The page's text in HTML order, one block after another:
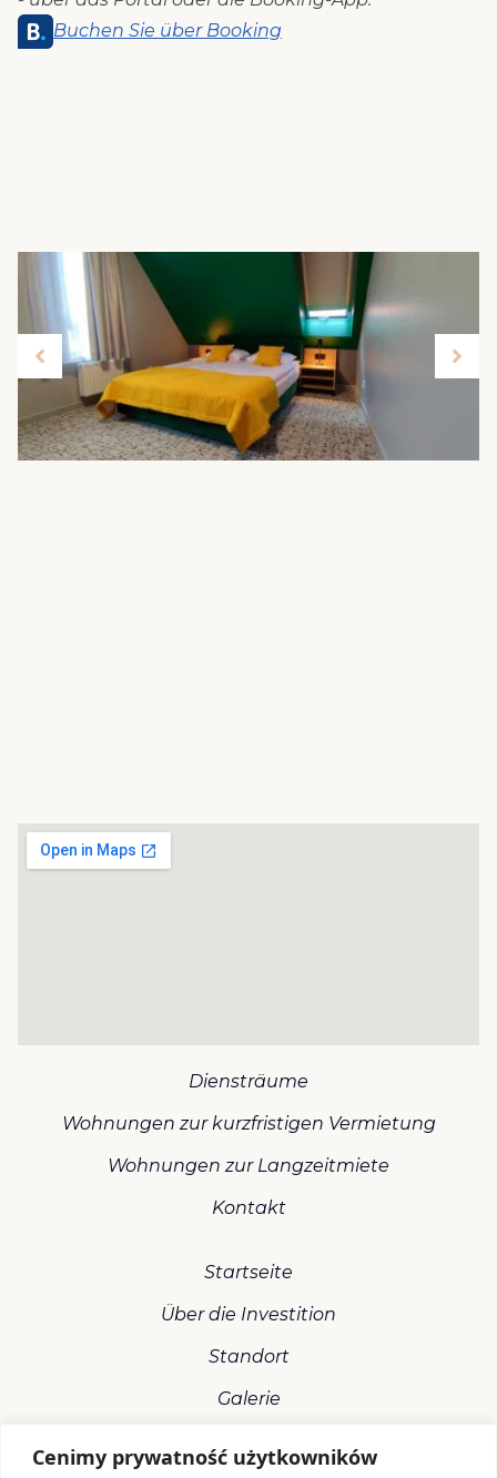
Cenimy prywatność użytkowników
Buchen Sie über Booking
Startseite
Über die Investition
Standort
Galerie
Diensträume
Wohnungen zur kurzfristigen Vermietung
Wohnungen zur Langzeitmiete
Kontakt